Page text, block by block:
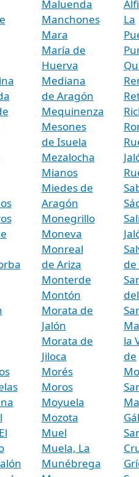
Maluenda
Manchones
Mara
María de
Huerva
Mediana
de Aragón
Mequinenza
Mesones
de Isuela
Mezalocha
Mianos
Miedes de
Aragón
Monegrillo
Moneva
Monreal
de Ariza
Monterde
Montón
Morata de
Jalón
Morata de
Jiloca
Morés
Moros
Moyuela
Mozota
Muel
Muela, La
Munébrega
La
de
la
de